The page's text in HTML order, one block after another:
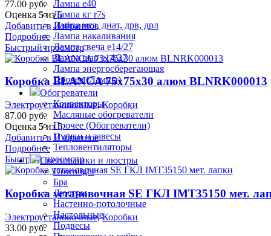
Лампа е40
Лампа кг r7s
Лампа мгл, днат, дрв, дрл
Лампа накаливания
Лампа свеча е14/27
Лампа шар е14/27
Лампа энергосберегающая
Прочее (Лампы)
Обогреватели
Конвекторы
Масляные обогреватели
Прочее (Обогреватели)
Пушки и завесы
Тепловентиляторы
Светильники и люстры
Downlight
Бра
Люстры
Настенно-потолочные
Настольные
Подвесы
77.00 руб.
Оценка 5из 5
Добавить в Избранное
Подробнее
Быстрый просмотр
Коробка BLANCA 75х75х30 алюм BLNRK000013
Электроустановочные,Коробки
87.00 руб.
Оценка 5из 5
Добавить в Избранное
Подробнее
Быстрый просмотр
Коробка установочная SE ГКЛ IMT35150 мет.
Электроустановочные,Коробки
33.00 руб.